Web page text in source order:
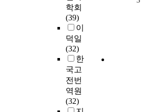
학회
(39)
이
덕일
(32)
한
국고
전번
역원
(32)